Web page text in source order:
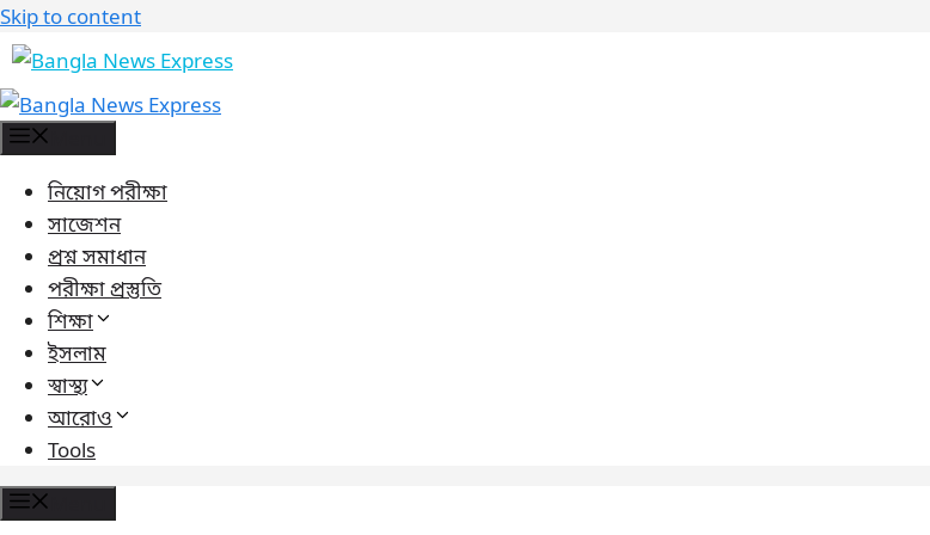
Skip to content
নিয়োগ পরীক্ষা
সাজেশন
প্রশ্ন সমাধান
পরীক্ষা প্রস্তুতি
শিক্ষা
ইসলাম
স্বাস্থ্য
আরোও
Tools